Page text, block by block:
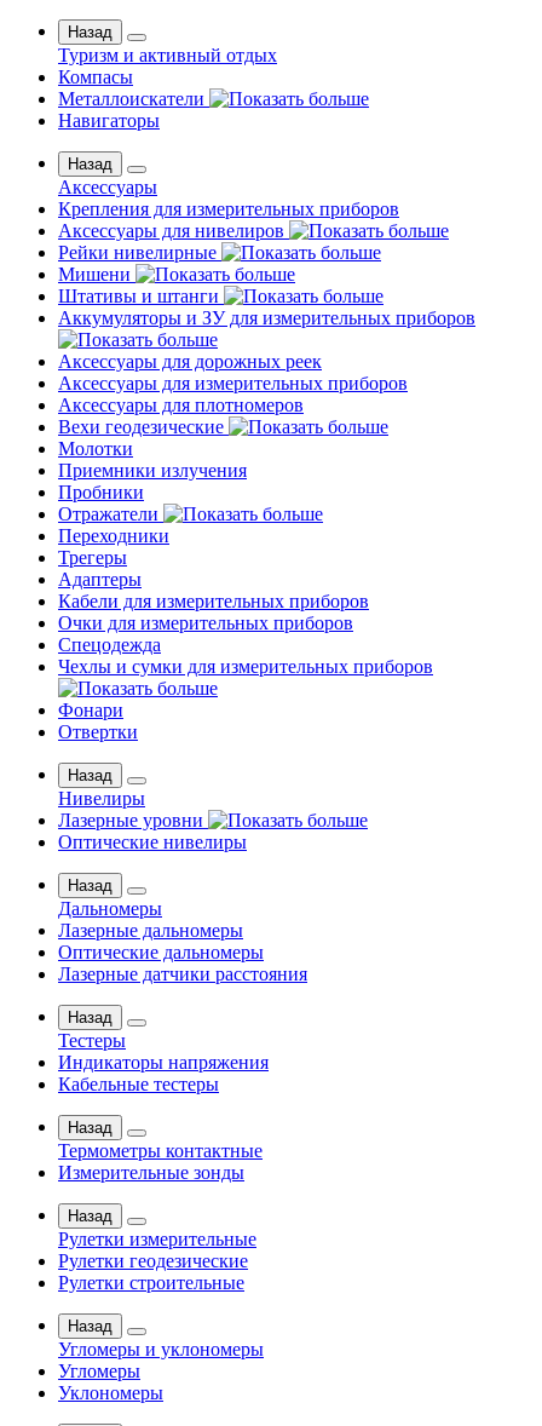
Назад
Туризм и активный отдых
Компасы
Металлоискатели
Навигаторы
Назад
Аксессуары
Крепления для измерительных приборов
Аксессуары для нивелиров
Рейки нивелирные
Мишени
Штативы и штанги
Аккумуляторы и ЗУ для измерительных приборов
Аксессуары для дорожных реек
Аксессуары для измерительных приборов
Аксессуары для плотномеров
Вехи геодезические
Молотки
Приемники излучения
Пробники
Отражатели
Переходники
Трегеры
Адаптеры
Кабели для измерительных приборов
Очки для измерительных приборов
Спецодежда
Чехлы и сумки для измерительных приборов
Фонари
Отвертки
Назад
Нивелиры
Лазерные уровни
Оптические нивелиры
Назад
Дальномеры
Лазерные дальномеры
Оптические дальномеры
Лазерные датчики расстояния
Назад
Тестеры
Индикаторы напряжения
Кабельные тестеры
Назад
Термометры контактные
Измерительные зонды
Назад
Рулетки измерительные
Рулетки геодезические
Рулетки строительные
Назад
Угломеры и уклономеры
Угломеры
Уклономеры